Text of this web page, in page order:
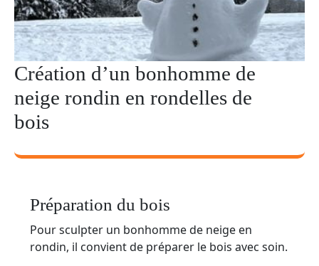
Création d’un bonhomme de
neige rondin en rondelles de
bois
Préparation du bois
Pour sculpter un bonhomme de neige en
rondin, il convient de préparer le bois avec soin.